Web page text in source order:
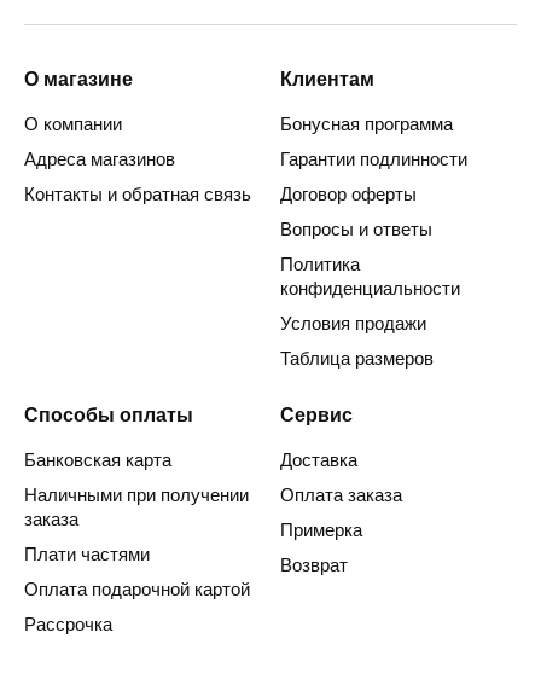
О магазине
О компании
Адреса магазинов
Контакты и обратная связь
Клиентам
Бонусная программа
Гарантии подлинности
Договор оферты
Вопросы и ответы
Политика
конфиденциальности
Условия продажи
Таблица размеров
Способы оплаты
Банковская карта
Наличными при получении
заказа
Плати частями
Оплата подарочной картой
Рассрочка
Сервис
Доставка
Оплата заказа
Примерка
Возврат